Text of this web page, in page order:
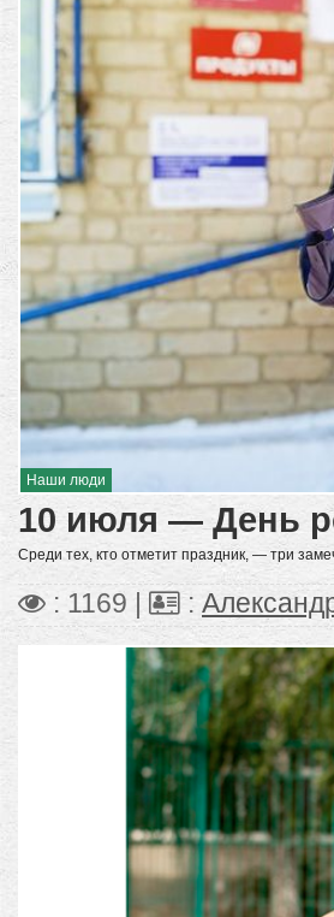
Наши люди
10 июля — День
Среди тех, кто отметит праздник, — три
: 1169 | :